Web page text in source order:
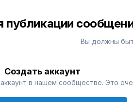
публикации
Вы должны
Создать аккаунт
в нашем сообществе. Это